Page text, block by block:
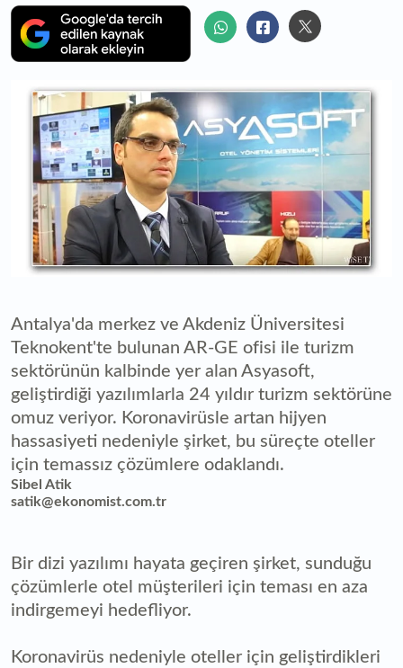
Antalya'da merkez ve Akdeniz Üniversitesi
Teknokent'te bulunan AR-GE ofisi ile turizm
sektörünün kalbinde yer alan Asyasoft,
geliştirdiği yazılımlarla 24 yıldır turizm sektörüne
omuz veriyor. Koronavirüsle artan hijyen
hassasiyeti nedeniyle şirket, bu süreçte oteller
için temassız çözümlere odaklandı.
Sibel Atik
satik@ekonomist.com.tr
Bir dizi yazılımı hayata geçiren şirket, sunduğu
çözümlerle otel müşterileri için teması en aza
indirgemeyi hedefliyor.
Koronavirüs nedeniyle oteller için geliştirdikleri